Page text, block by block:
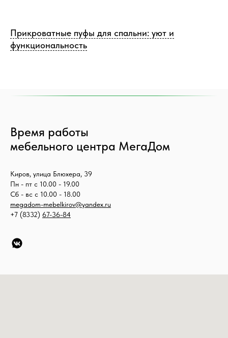
Прикроватные пуфы для спальни: уют и
функциональность
Время работы
мебельного центра МегаДом
Киров, улица Блюхера, 39
Пн - пт с 10.00 - 19.00
Сб - вс с 10.00 - 18.00
megadom-mebelkirov@yandex.ru
+7 (8332) 67-36-84